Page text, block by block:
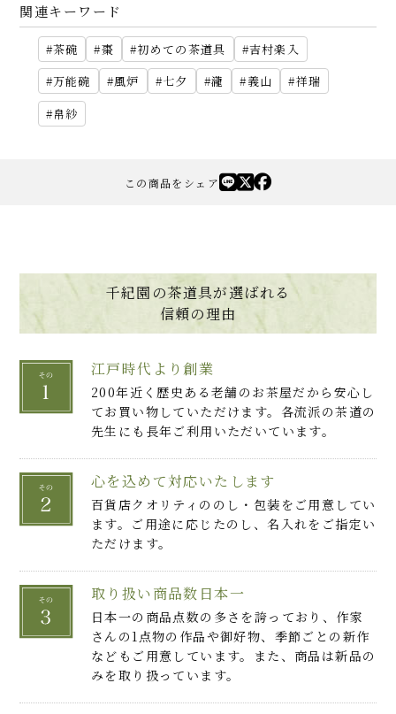
関連キーワード
茶碗 棗 初めての茶道具
吉村楽入
万能碗
風炉 七夕 瀧 義山
祥瑞
帛紗
この商品をシェア
千紀園の茶道具が選ばれる
信頼の理由
江戸時代より創業
200年近く歴史ある老舗のお茶屋だから安心し
てお買い物していただけます。各流派の茶道の
先生にも長年ご利用いただいています。
心を込めて対応いたします
百貨店クオリティののし・包装をご用意してい
ます。ご用途に応じたのし、名入れをご指定い
ただけます。
取り扱い商品数日本一
日本一の商品点数の多さを誇っており、作家
さんの1点物の作品や御好物、季節ごとの新作
などもご用意しています。また、商品は新品の
みを取り扱っています。